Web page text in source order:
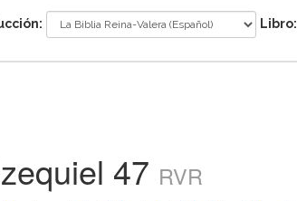
Libro:
47 RVR